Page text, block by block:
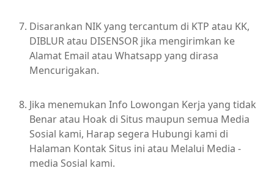
Disarankan NIK yang tercantum di KTP atau KK,
DIBLUR atau DISENSOR jika mengirimkan ke
Alamat Email atau Whatsapp yang dirasa
Mencurigakan.
Jika menemukan Info Lowongan Kerja yang tidak
Benar atau Hoak di Situs maupun semua Media
Sosial kami, Harap segera Hubungi kami di
Halaman Kontak Situs ini atau Melalui Media -
media Sosial kami.